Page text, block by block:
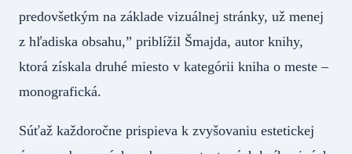
predovšetkým na základe vizuálnej stránky, už menej
z hľadiska obsahu,” priblížil Šmajda, autor knihy,
ktorá získala druhé miesto v kategórii kniha o meste –
monografická.
Súťaž každoročne prispieva k zvyšovaniu estetickej